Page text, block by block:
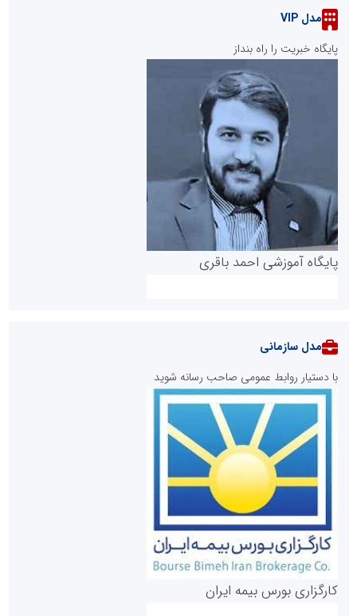
مدل VIP
پایگاه خبریت را راه بنداز
پایگاه آموزشی احمد باقری
روابط عمومی خبرگزاری گزارش خبر
مدل سازمانی
با دستیار روابط عمومی صاحب رسانه شوید
کارگزاری بورس بیمه ایران